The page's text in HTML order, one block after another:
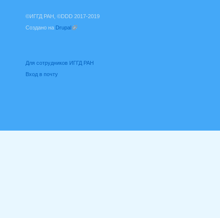
©ИГГД РАН, ©DDD 2017-2019
Создано на Drupal
Для сотрудников ИГГД РАН
Вход в почту